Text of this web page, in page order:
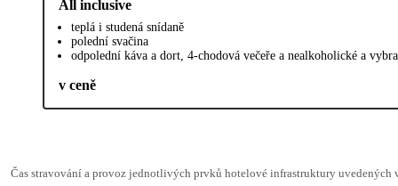
All inclusive
teplá i studená snídaně
polední svačina
odpolední káva a dort, 4-chodová večeře a nealkoholické a
v ceně
Čas stravování a provoz jednotlivých prvků hotelové infrastruktury uvedených